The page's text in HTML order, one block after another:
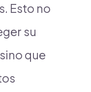
Esto no
su
que